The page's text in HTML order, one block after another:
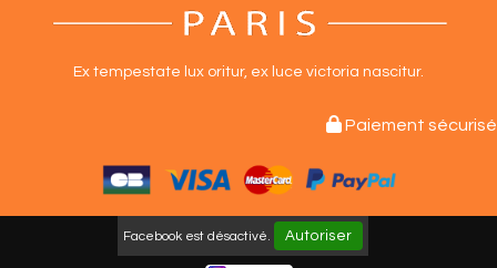
Ex tempestate lux oritur, ex luce victoria nascitur.
Paiement sécurisé
Facebook est désactivé. Autoriser